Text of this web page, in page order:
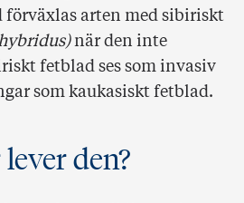
arten med sibiriskt
när den inte
fetblad ses som invasiv
som kaukasiskt fetblad.
den?